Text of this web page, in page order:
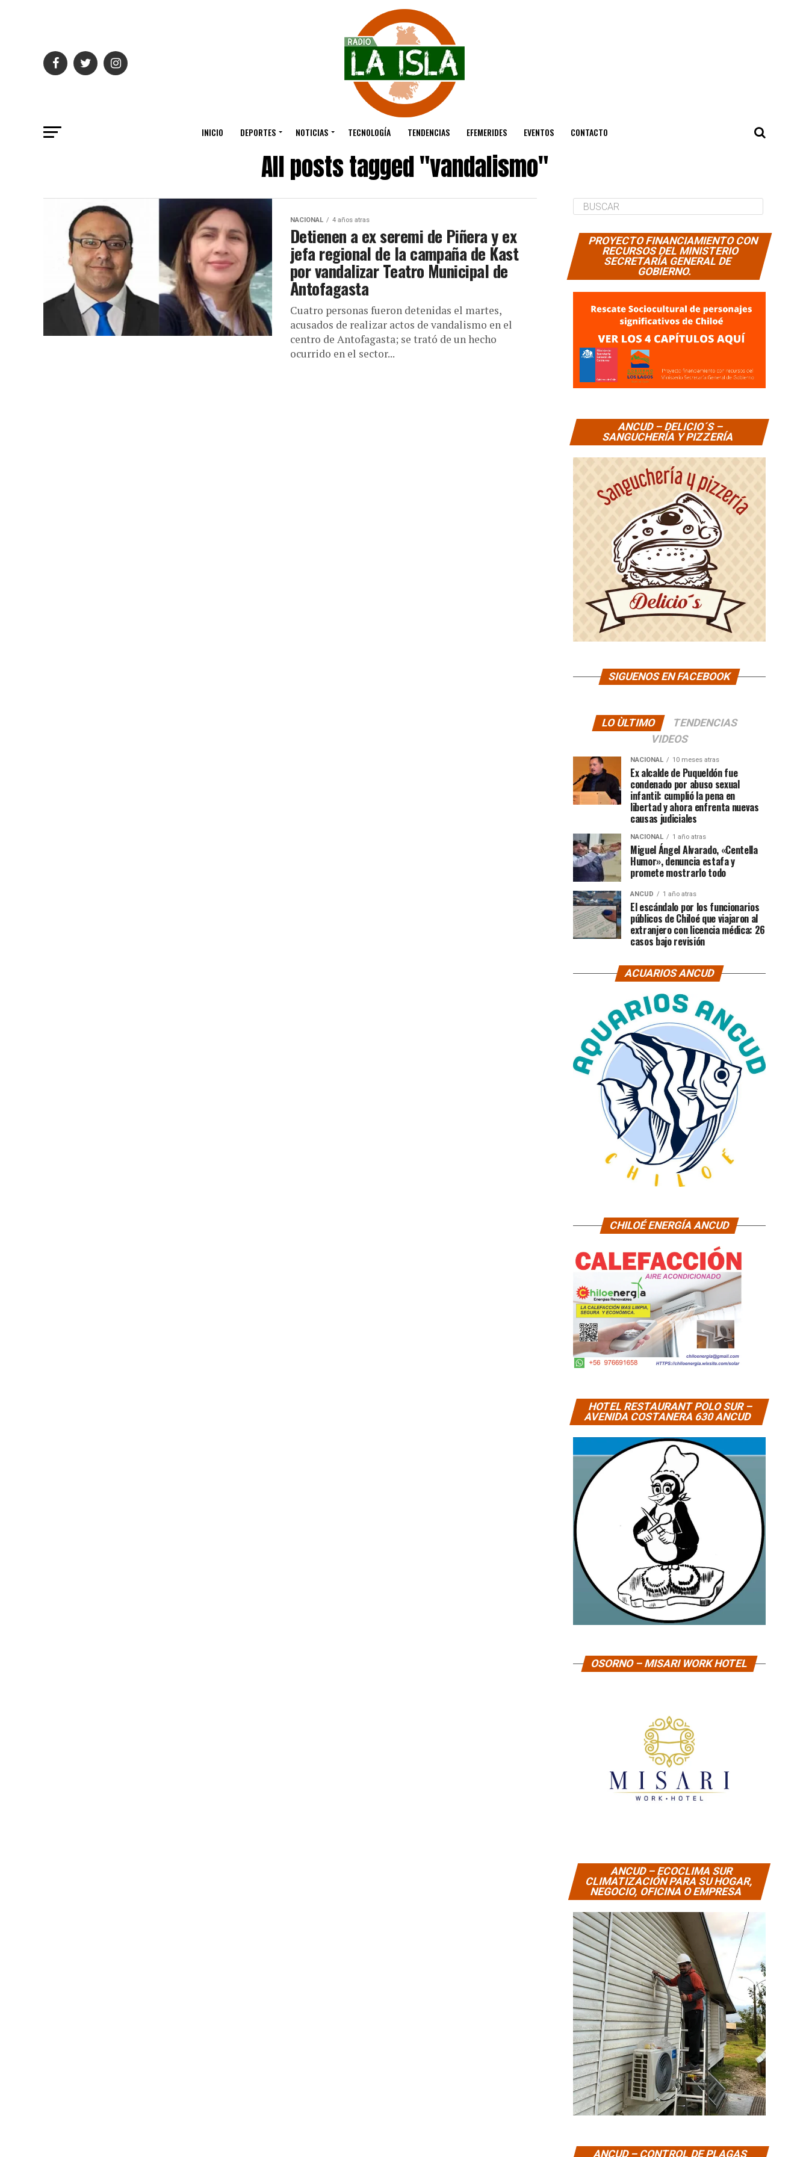
INICIO DEPORTES NOTICIAS TECNOLOGÍA TENDENCIAS EFEMERIDES EVENTOS CONTACTO
All posts tagged "vandalismo"
NACIONAL 4 años atras
Detienen a ex seremi de Piñera y ex
jefa regional de la campaña de Kast
por vandalizar Teatro Municipal de
Antofagasta
Cuatro personas fueron detenidas el martes,
acusados de realizar actos de vandalismo en el
centro de Antofagasta; se trató de un hecho
ocurrido en el sector...
PROYECTO FINANCIAMIENTO CON
RECURSOS DEL MINISTERIO
SECRETARÍA GENERAL DE
GOBIERNO.
ANCUD – DELICIO´S –
SANGUCHERÍA Y PIZZERÍA
SIGUENOS EN FACEBOOK
LO ÙLTIMO
TENDENCIAS
VIDEOS
NACIONAL 10 meses atras
Ex alcalde de Puqueldón fue
condenado por abuso sexual
infantil: cumplió la pena en
libertad y ahora enfrenta nuevas
causas judiciales
NACIONAL 1 año atras
Miguel Ángel Alvarado, «Centella
Humor», denuncia estafa y
promete mostrarlo todo
ANCUD 1 año atras
El escándalo por los funcionarios
públicos de Chiloé que viajaron al
extranjero con licencia médica: 26
casos bajo revisión
ACUARIOS ANCUD
CHILOÉ ENERGÍA ANCUD
HOTEL RESTAURANT POLO SUR –
AVENIDA COSTANERA 630 ANCUD
OSORNO – MISARI WORK HOTEL
ANCUD – ECOCLIMA SUR
CLIMATIZACIÓN PARA SU HOGAR,
NEGOCIO, OFICINA O EMPRESA
ANCUD – CONTROL DE PLAGAS